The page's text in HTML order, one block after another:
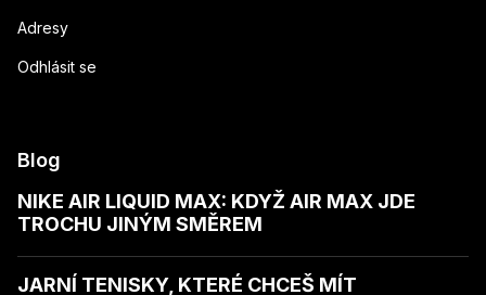
Adresy
Odhlásit se
Blog
NIKE AIR LIQUID MAX: KDYŽ AIR MAX JDE
TROCHU JINÝM SMĚREM
JARNÍ TENISKY, KTERÉ CHCEŠ MÍT